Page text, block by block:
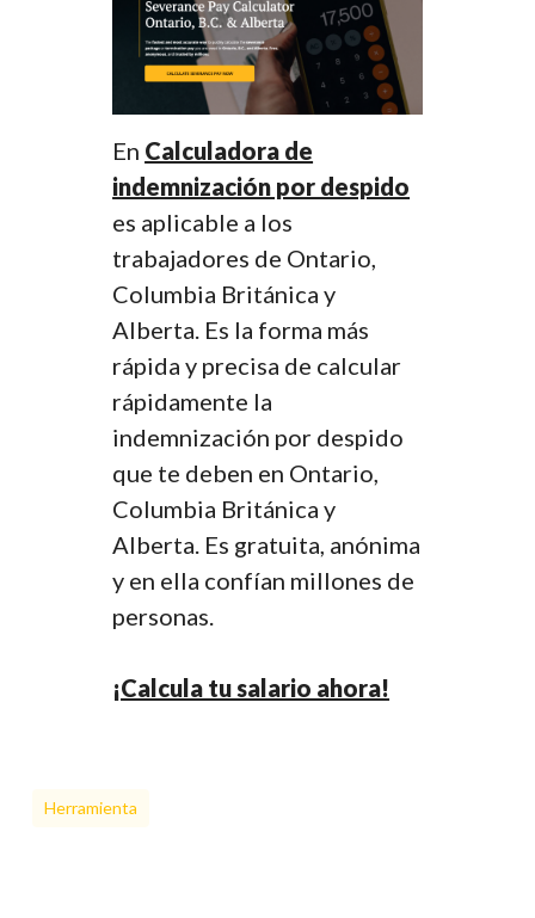
En Calculadora de
indemnización por despido
es aplicable a los
trabajadores de Ontario,
Columbia Británica y
Alberta. Es la forma más
rápida y precisa de calcular
rápidamente la
indemnización por despido
que te deben en Ontario,
Columbia Británica y
Alberta. Es gratuita, anónima
y en ella confían millones de
personas.
¡Calcula tu salario ahora!
Herramienta